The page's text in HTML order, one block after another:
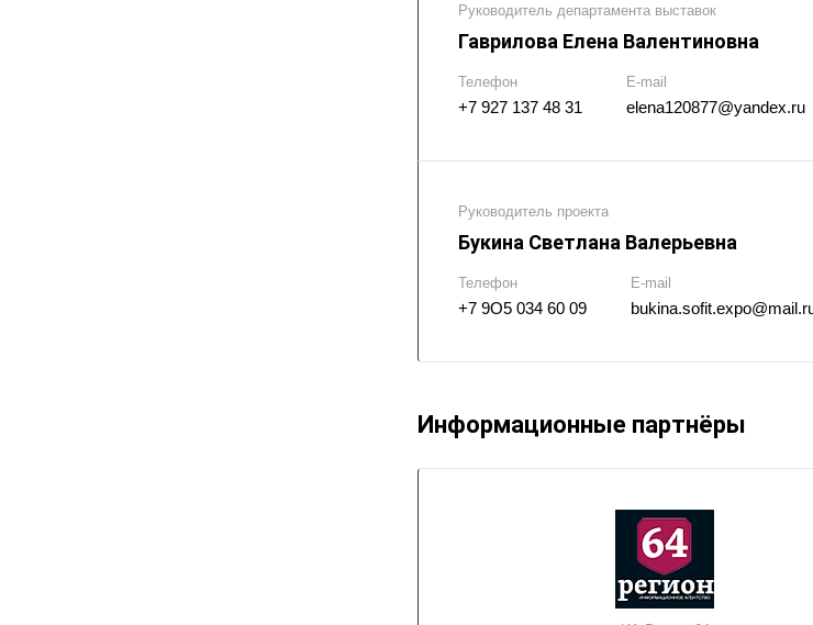
Руководитель департамента выставок
Гаврилова Елена Валентиновна
Телефон
+7 927 137 48 31
E-mail
elena120877@yandex.ru
Руководитель проекта
Букина Светлана Валерьевна
Телефон
+7 9О5 034 60 09
E-mail
Информационные партнёры